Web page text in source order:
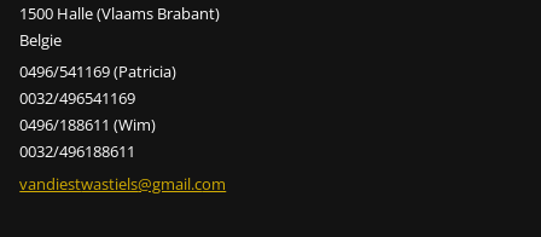
1500 Halle (Vlaams Brabant)
Belgie
0496/541169 (Patricia)
0032/496541169
0496/188611 (Wim)
0032/496188611
vandiestwastiels@gmail.com